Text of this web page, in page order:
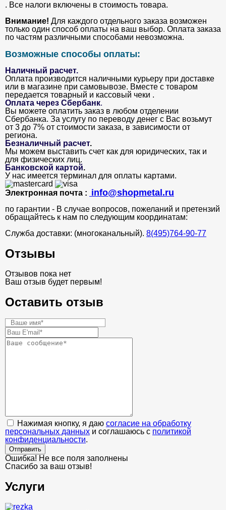
. Все налоги включены в стоимость товара.
Внимание! Для каждого отдельного заказа возможен
только один способ оплаты на ваш выбор. Оплата заказа
по частям различными способами невозможна.
Возможные способы оплаты:
Наличный расчет.
Оплата производится наличными курьеру при доставке
или в магазине при самовывозе. Вместе с товаром
передается товарный и кассовый чеки .
Оплата через Сбербанк.
Вы можете оплатить заказ в любом отделении
Сбербанка. За услугу по переводу денег с Вас возьмут
от 3 до 7% от стоимости заказа, в зависимости от
региона.
Безналичный расчет.
Мы можем выставить счет как для юридических, так и
для физических лиц.
Банковской картой.
У нас имеется терминал для оплаты картами.
Электронная почта : info@shopmetal.ru
по гарантии - В случае вопросов, пожеланий и претензий
обращайтесь к нам по следующим координатам:
Служба доставки: (многоканальный). 8(495)764-90-77
Отзывы
Отзывов пока нет
Ваш отзыв будет первым!
Оставить отзыв
Нажимая кнопку, я даю согласие на обработку
персональных данных и соглашаюсь с политикой
конфиденциальности.
Отправить
Ошибка! Не все поля заполнены
Спасибо за ваш отзыв!
Услуги